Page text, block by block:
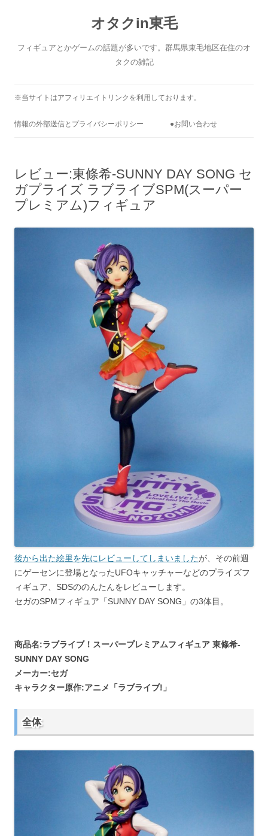
へ
ス
オタクin東毛
フィギュアとかゲームの話題が多いです。群馬県東毛地区在住のオ
タクの雑記
※当サイトはアフィリエイトリンクを利用しております。
情報の外部送信とプライバシーポリシー ●お問い合わせ
レビュー:東條希-SUNNY DAY SONG セ
ガプライズ ラブライブSPM(スーパー
プレミアム)フィギュア
後から出た絵里を先にレビューしてしまいましたが、その前週
にゲーセンに登場となったUFOキャッチャーなどのプライズフ
ィギュア、SDSののんたんをレビューします。
セガのSPMフィギュア「SUNNY DAY SONG」の3体目。
商品名:ラブライブ！スーパープレミアムフィギュア 東條希-
SUNNY DAY SONG
メーカー:セガ
キャラクター原作:アニメ「ラブライブ!」
全体